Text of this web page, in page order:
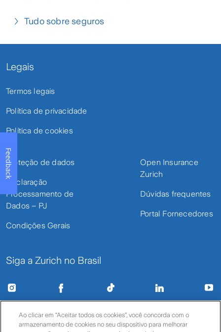
Tudo sobre seguros
Legais
Termos legais
Política de privacidade
Política de cookies
Proteção de dados
Declaração
Processamento de
Dados – PJ
Condições Gerais
Open Insurance
Zurich
Dúvidas frequentes
Portal Fornecedores
Siga a Zurich no Brasil
Zurich Minas Brasil Seguros S.A. – CNPJ 17.197.385/0001-21 –
Feedback
Ao clicar em “Aceitar todos os cookies”, você concorda com o
armazenamento de cookies no seu dispositivo para melhorar